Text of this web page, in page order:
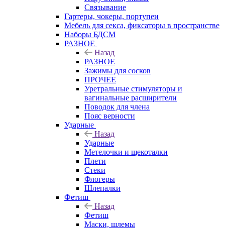
Связывание
Гартеры, чокеры, портупеи
Мебель для секса, фиксаторы в пространстве
Наборы БДСМ
РАЗНОЕ
Назад
РАЗНОЕ
Зажимы для сосков
ПРОЧЕЕ
Уретральные стимуляторы и
вагинальные расширители
Поводок для члена
Пояс верности
Ударные
Назад
Ударные
Метелочки и щекоталки
Плети
Стеки
Флогеры
Шлепалки
Фетиш
Назад
Фетиш
Маски, шлемы